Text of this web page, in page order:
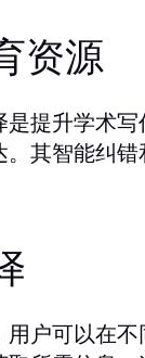
资源
提升学术
其智能纠
户可以在